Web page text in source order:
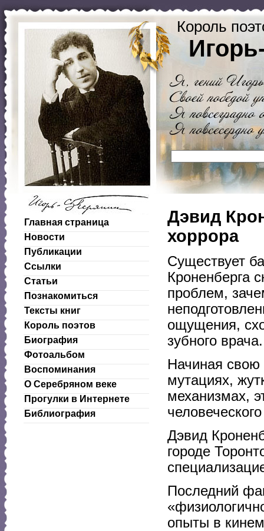
Король
Главная страница
Новости
Публикации
Ссылки
Статьи
Познакомиться
Тексты книг
Король поэтов
Биография
Фотоальбом
Воспоминания
О Серебряном веке
Прогулки в Интернете
Библиография
Дэвид
хоррора
Существует
Кроненберга
проблем,
ощущения,
зубного врача.
Начиная
мутациях,
механизмах,
Дэвид
городе
Последний
опыты в